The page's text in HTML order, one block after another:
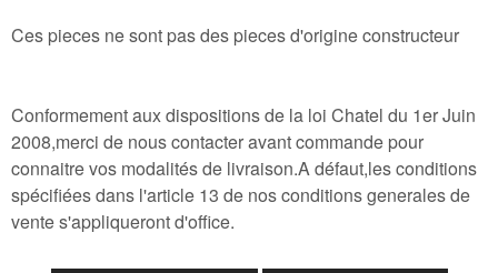
Ces pieces ne sont pas des pieces d'origine constructeur
Conformement aux dispositions de la loi Chatel du 1er Juin
2008,merci de nous contacter avant commande pour
connaitre vos modalités de livraison.A défaut,les conditions
spécifiées dans l'article 13 de nos conditions generales de
vente s'appliqueront d'office.